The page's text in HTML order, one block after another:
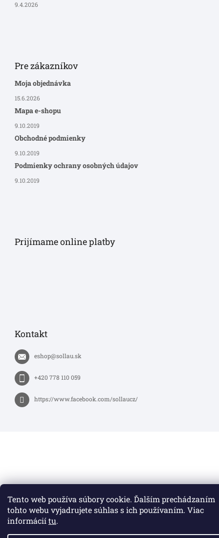
Tento web používa súbory cookie. Ďalším prechádzaním
tohto webu vyjadrujete súhlas s ich používaním. Viac
informáciítu.
9.4.2026
Pre zákazníkov
Moja objednávka
15.6.2026
Mapa e-shopu
9.10.2019
Obchodné podmienky
9.10.2019
Podmienky ochrany osobných údajov
9.10.2019
Prijímame online platby
Kontakt
eshop@sollau.sk
+420 778 110 059
https://www.facebook.com/sollaucz/